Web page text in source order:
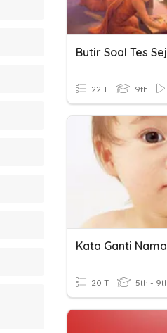
22 T 9th
Kata Ganti Nama
20 T 5th -